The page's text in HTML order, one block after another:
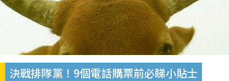
決戰排隊黨！9個電話購票前必睇小貼士